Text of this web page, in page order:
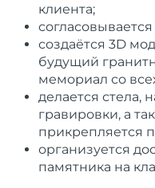
клиента;
создаётся 3D
будущий
мемориал со
делается стела,
гравировки, а
прикрепляется
организуется
памятника на